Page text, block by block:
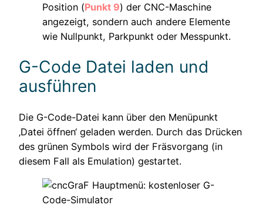
Position (Punkt 9) der CNC-Maschine
angezeigt, sondern auch andere Elemente
wie Nullpunkt, Parkpunkt oder Messpunkt.
G-Code Datei laden und
ausführen
Die G-Code-Datei kann über den Menüpunkt
‚Datei öffnen‘ geladen werden. Durch das Drücken
des grünen Symbols wird der Fräsvorgang (in
diesem Fall als Emulation) gestartet.